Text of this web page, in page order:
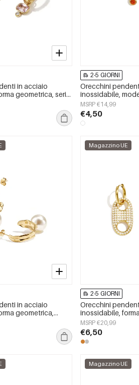
in acciaio
geometrica, serie
gioielli da donna
2-5 GIORNI
Orecchini
inossidabile,
casual, quotidiani,
donna.
MSRP €14,99
€4,50
in acciaio
geometrica,
da donna.
Magazzino UE
2-5 GIORNI
Orecchini
inossidabile,
semplici, serie
Simple&quot;,
MSRP €20,99
€6,50
Magazzino UE